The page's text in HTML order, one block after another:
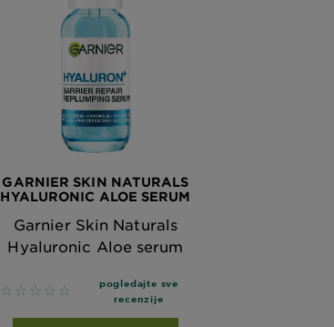
GARNIER SKIN NATURALS
HYALURONIC ALOE SERUM
Garnier Skin Naturals
Hyaluronic Aloe serum
No reviews
pogledajte sve
recenzije